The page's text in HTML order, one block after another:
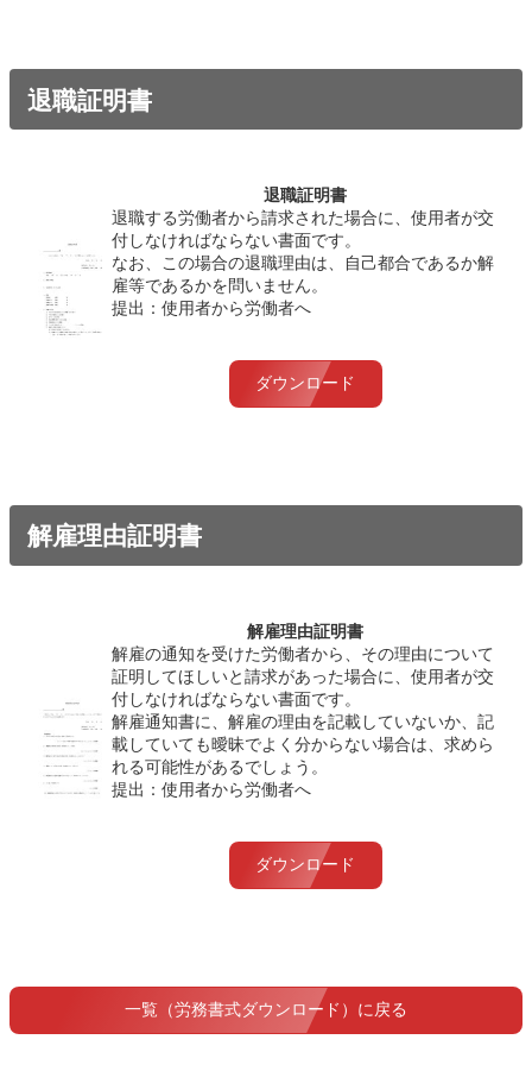
退職証明書
退職証明書
退職する労働者から請求された場合に、使用者が交
付しなければならない書面です。
なお、この場合の退職理由は、自己都合であるか解
雇等であるかを問いません。
提出：使用者から労働者へ
ダウンロード
解雇理由証明書
解雇理由証明書
解雇の通知を受けた労働者から、その理由について
証明してほしいと請求があった場合に、使用者が交
付しなければならない書面です。
解雇通知書に、解雇の理由を記載していないか、記
載していても曖昧でよく分からない場合は、求めら
れる可能性があるでしょう。
提出：使用者から労働者へ
ダウンロード
一覧（労務書式ダウンロード）に戻る